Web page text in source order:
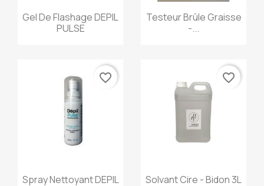
Aperçu rapide
Gel De Flashage DEPIL
PULSE
Aperçu rapide
Testeur Brûle Graisse
-...
Aperçu rapide
Spray Nettoyant DEPIL
favorite_border
Aperçu rapide
Solvant Cire - Bidon 3L
favorite_border